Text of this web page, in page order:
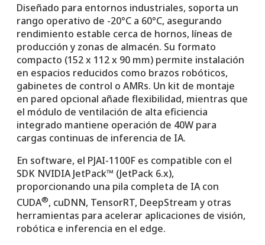
Diseñado para entornos industriales, soporta un
rango operativo de -20°C a 60°C, asegurando
rendimiento estable cerca de hornos, líneas de
producción y zonas de almacén. Su formato
compacto (152 x 112 x 90 mm) permite instalación
en espacios reducidos como brazos robóticos,
gabinetes de control o AMRs. Un kit de montaje
en pared opcional añade flexibilidad, mientras que
el módulo de ventilación de alta eficiencia
integrado mantiene operación de 40W para
cargas continuas de inferencia de IA.
En software, el PJAI-1100F es compatible con el
SDK NVIDIA JetPack™ (JetPack 6.x),
proporcionando una pila completa de IA con
CUDA®, cuDNN, TensorRT, DeepStream y otras
herramientas para acelerar aplicaciones de visión,
robótica e inferencia en el edge.